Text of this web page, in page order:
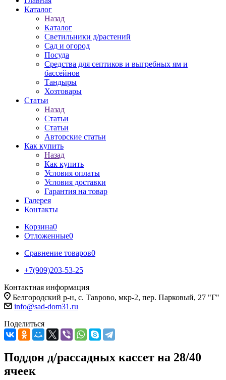
Каталог
Назад
Каталог
Светильники д/растений
Сад и огород
Посуда
Средства для септиков и выгребных ям и
бассейнов
Тандыры
Хозтовары
Статьи
Назад
Статьи
Статьи
Авторские статьи
Как купить
Назад
Как купить
Условия оплаты
Условия доставки
Гарантия на товар
Галерея
Контакты
Корзина0
Отложенные0
Сравнение товаров0
+7(909)203-53-25
Контактная информация
Белгородский р-н, с. Таврово, мкр-2, пер. Парковый, 27 "Г"
info@sad-dom31.ru
Поделиться
Поддон д/рассадных кассет на 28/40
ячеек